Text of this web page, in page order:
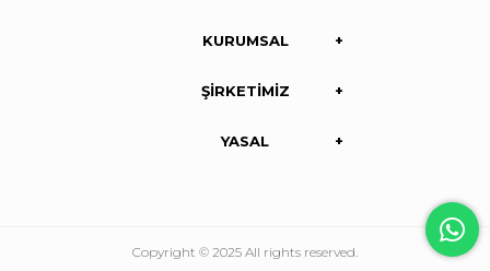
KURUMSAL
ŞİRKETİMİZ
YASAL
Copyright © 2025 All rights reserved.